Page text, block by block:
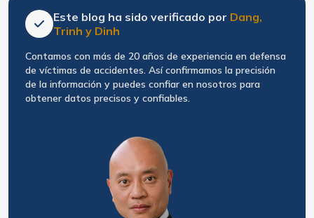
Este blog ha sido verificado por Dang,
Trinh y Dinh
Contamos con más de 20 años de experiencia en defensa
de víctimas de accidentes. Así confirmamos la precisión
de la información y puedes confiar en nosotros para
obtener datos precisos y confiables.